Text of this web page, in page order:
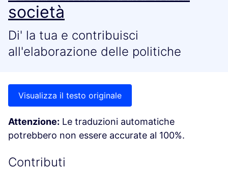
società
Di' la tua e contribuisci
all'elaborazione delle politiche
Visualizza il testo originale
Attenzione: Le traduzioni automatiche
potrebbero non essere accurate al 100%.
Contributi